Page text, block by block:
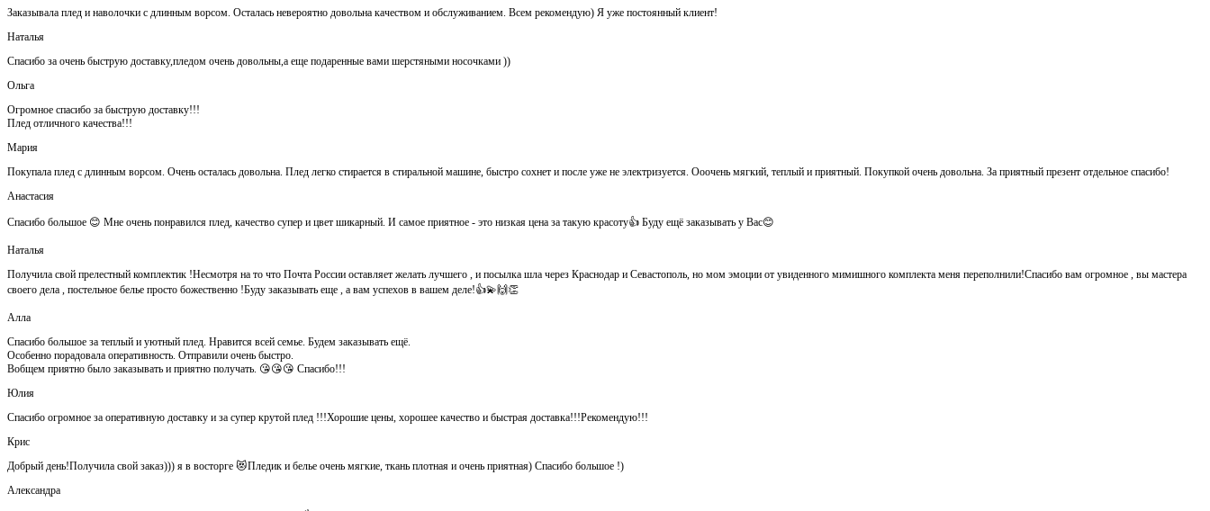
Заказывала плед и наволочки с длинным ворсом. Осталась невероятно довольна качеством и обслуживанием. Всем рекомендую) Я уже постоянный клиент!
Наталья
Спасибо за очень быструю доставку,пледом очень довольны,а еще подаренные вами шерстяными носочками ))
Ольга
Огромное спасибо за быструю доставку!!!
Плед отличного качества!!!
Мария
Покупала плед с длинным ворсом. Очень осталась довольна. Плед легко стирается в стиральной машине, быстро сохнет и после уже не электризуется. Ооочень мягкий, теплый и приятный. Покупкой очень довольна. За приятный презент отдельное спасибо!
Анастасия
Спасибо большое 😊 Мне очень понравился плед, качество супер и цвет шикарный. И самое приятное - это низкая цена за такую красоту👍 Буду ещё заказывать у Вас😊
Наталья
Получила свой прелестный комплектик !Несмотря на то что Почта России оставляет желать лучшего , и посылка шла через Краснодар и Севастополь, но мом эмоции от увиденного мимишного комплекта меня переполнили!Спасибо вам огромное , вы мастера
своего дела , постельное белье просто божественно !Буду заказывать еще , а вам успехов в вашем деле!👍💫🙌👏
Алла
Спасибо большое за теплый и уютный плед. Нравится всей семье. Будем заказывать ещё.
Особенно порадовала оперативность. Отправили очень быстро.
Вобщем приятно было заказывать и приятно получать. 😘😘😘 Спасибо!!!
Юлия
Спасибо огромное за оперативную доставку и за супер крутой плед !!!Хорошие цены, хорошее качество и быстрая доставка!!!Рекомендую!!!
Крис
Добрый день!Получила свой заказ))) я в восторге 😻Пледик и белье очень мягкие, ткань плотная и очень приятная) Спасибо большое !)
Александра